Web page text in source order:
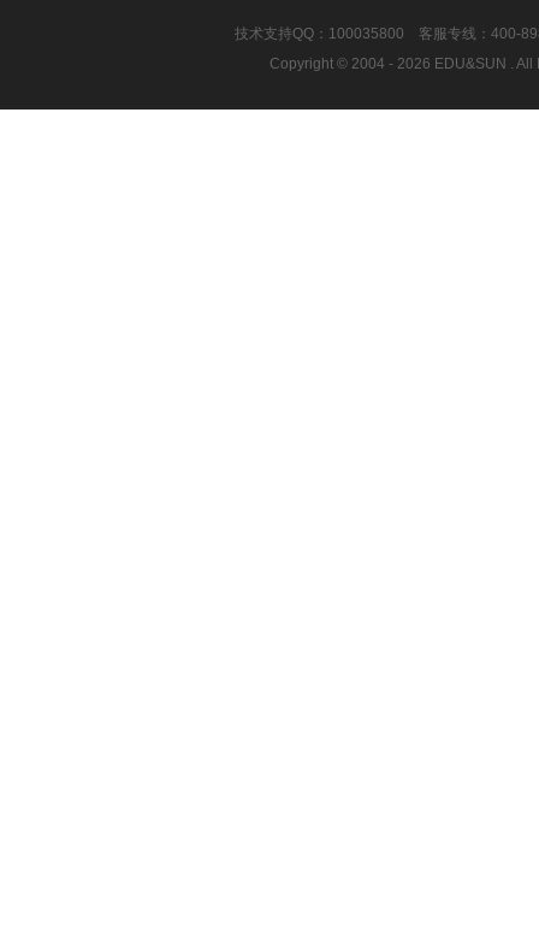
技术支持QQ：100035800 客服专线：400-
Copyright © 2004 - 2026 EDU&SUN .